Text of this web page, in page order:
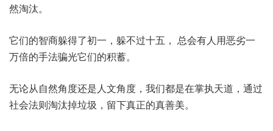
然淘汰。
它们的智商躲得了初一，躲不过十五， 总会有人用恶劣一
万倍的手法骗光它们的积蓄。
无论从自然角度还是人文角度，我们都是在掌执天道，通过
社会法则淘汰掉垃圾，留下真正的真善美。